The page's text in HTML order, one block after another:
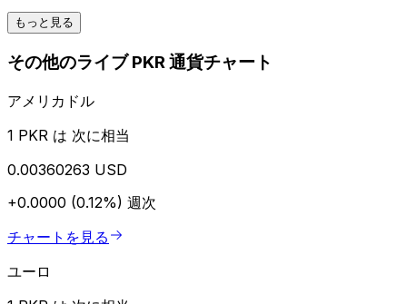
もっと見る
その他のライブ PKR 通貨チャート
アメリカドル
1 PKR は 次に相当
0.00360263 USD
+0.0000 (0.12%) 週次
チャートを見る
ユーロ